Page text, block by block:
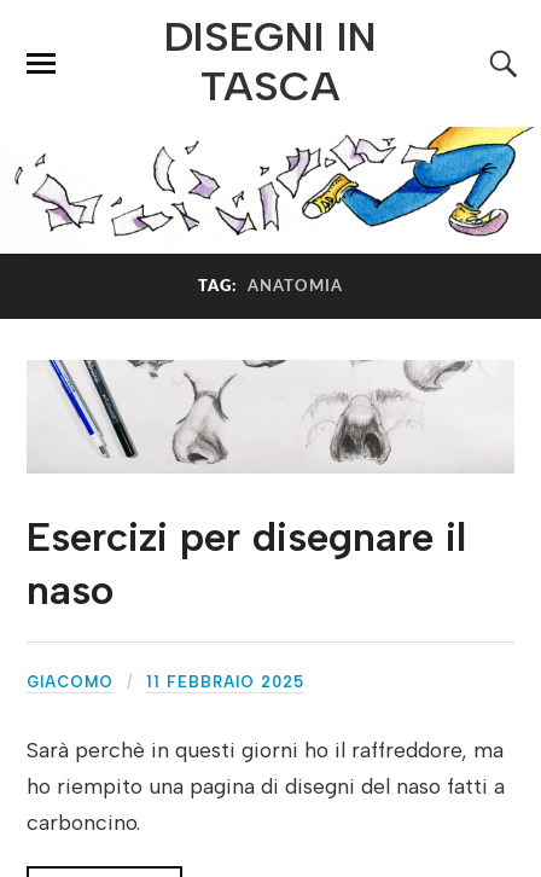
DISEGNI IN
TASCA
TAG: ANATOMIA
Esercizi per disegnare il
naso
GIACOMO 11 FEBBRAIO 2025
Sarà perchè in questi giorni ho il raffreddore, ma
ho riempito una pagina di disegni del naso fatti a
carboncino.